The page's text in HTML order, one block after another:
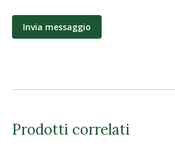
Prodotti correlati